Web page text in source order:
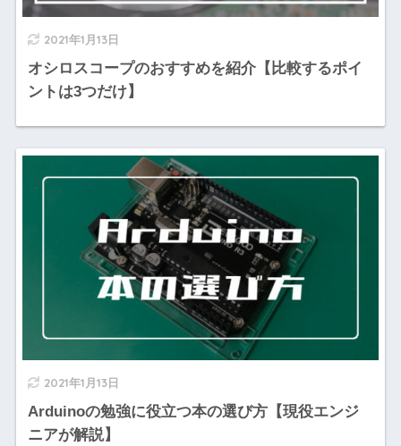
2021年1月13日
オシロスコープのおすすめを紹介【比較するポイ
ントは3つだけ】
2021年1月13日
Arduinoの勉強に役立つ本の選び方【現役エンジ
ニアが解説】